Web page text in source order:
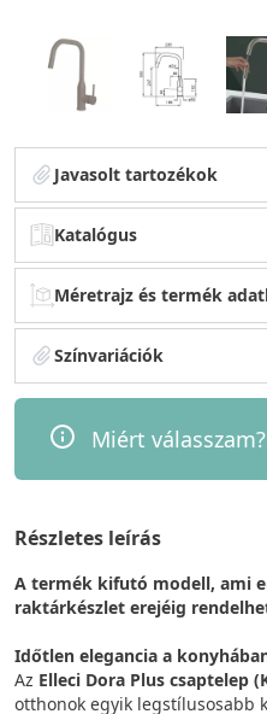
Javasolt tartozékok
Katalógus
Méretrajz és termék
Színvariációk
Miért válasszam?
Részletes leírás
A termék kifutó modell, ami
raktárkészlet erejéig
Időtlen elegancia a
Az Elleci Dora Plus csaptelep
otthonok egyik legstílusosabb